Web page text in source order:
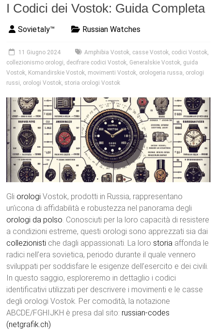
I Codici dei Vostok: Guida Completa
Sovietaly™ Russian Watches
11 Giugno 2024 Amphibia Vostok, casse Vostok, codici Vostok,
collezionismo orologi, decifrare codici Vostok, Generalskie Vostok, guida
Vostok, Komandirskie Vostok, movimenti Vostok, orologeria russa, orologi
russi, orologi Vostok, storia orologi Vostok
Gli orologi Vostok, prodotti in Russia, rappresentano
un’icona di affidabilità e robustezza nel panorama degli
orologi da polso. Conosciuti per la loro capacità di resistere
a condizioni estreme, questi orologi sono apprezzati sia dai
collezionisti che dagli appassionati. La loro storia affonda le
radici nell’era sovietica, periodo durante il quale vennero
sviluppati per soddisfare le esigenze dell’esercito e dei civili.
In questo saggio, esploreremo in dettaglio i codici
identificativi utilizzati per descrivere i movimenti e le casse
degli orologi Vostok. Per comodità, la notazione
ABCDE/FGHIJKH è presa dal sito: russian-codes
(netgrafik.ch)